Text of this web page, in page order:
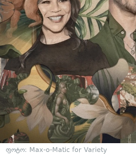
ფოტო: Max-o-Matic for Variety